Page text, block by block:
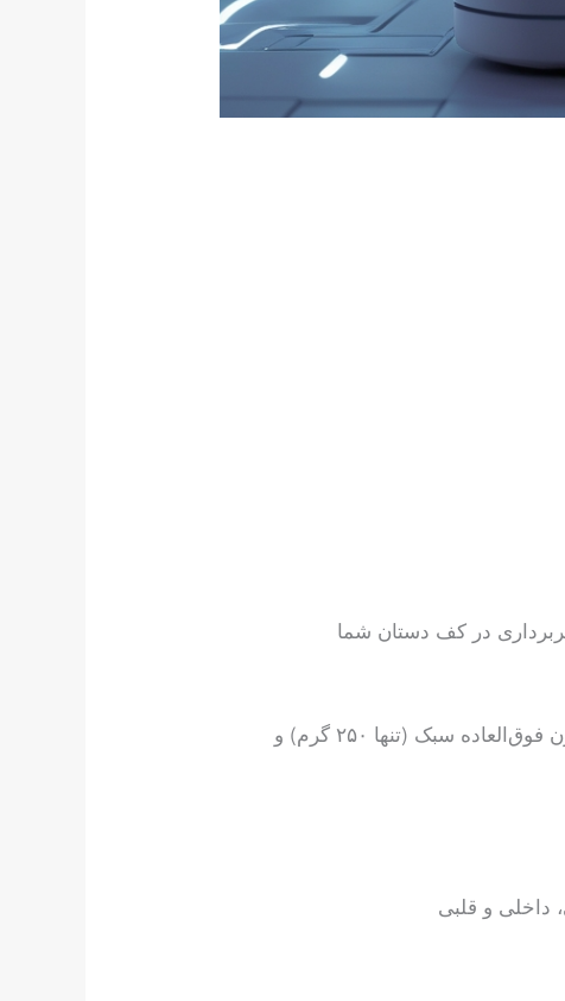
GE BM256 ELEMENT نسل جدید دستگاه‌های سونوگرافی پرتابل است که با طراحی ارگونومیک، وزن فوق‌العاده سبک (تنها ۲۵۰ گرم) و